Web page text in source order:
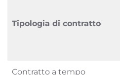
Tipologia di contratto
Contratto a tempo